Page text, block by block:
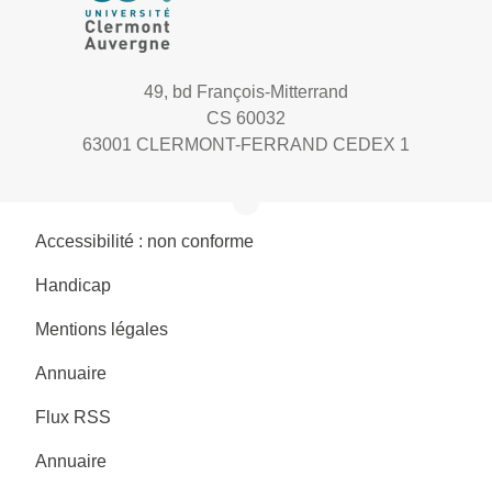
49, bd François-Mitterrand
CS 60032
63001 CLERMONT-FERRAND CEDEX 1
Accessibilité : non conforme
Handicap
Mentions légales
Annuaire
Flux RSS
Annuaire